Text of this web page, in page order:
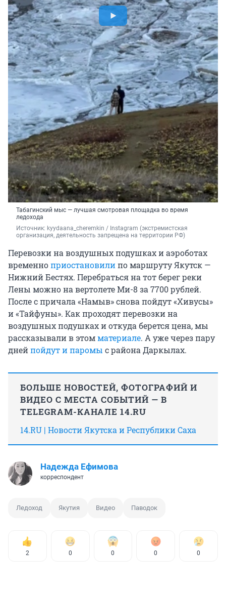
Табагинский мыс — лучшая смотровая площадка во время
ледохода
Источник: kyydaana_cheremkin / Instagram (экстремистская
организация, деятельность запрещена на территории РФ)
Перевозки на воздушных подушках и аэроботах
временноприостановилипо маршруту Якутск —
Нижний Бестях. Перебраться на тот берег реки
Лены можно на вертолете Ми-8 за 7700 рублей.
После с причала «Намыв» снова пойдут «Хивусы»
и «Тайфуны». Как проходят перевозки на
воздушных подушках и откуда берется цена, мы
рассказывали в этомматериале. А уже через пару
днейпойдут и паромы с района Даркылах.
БОЛЬШЕ НОВОСТЕЙ, ФОТОГРАФИЙ И
ВИДЕО С МЕСТА СОБЫТИЙ — В
TELEGRAM-КАНАЛЕ 14.RU
14.RU | Новости Якутска и Республики Саха
Надежда Ефимова
корреспондент
Ледоход Якутия Видео Паводок
2 0 0 0 0